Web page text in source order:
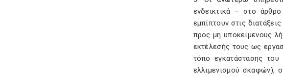
ενδεικτικά – στο
εμπίπτουν στις
προς μη υποκείμενους
εκτέλεσής τους ως
τόπο εγκατάστασης του
ελλιμενισμού σκαφών),